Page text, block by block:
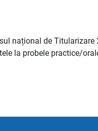
național de Titularizare
la probele practice/